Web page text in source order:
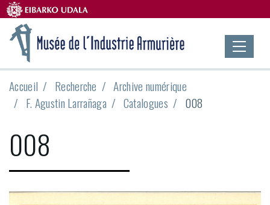
Accueil Recherche
Archive numérique
F. Agustin Larrañaga
Catalogues 008
008